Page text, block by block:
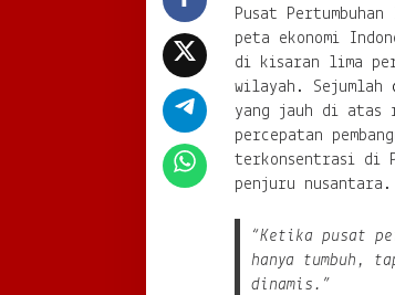
Pusat
peta ekonomi
di kisaran lima
wilayah. Sejumlah
yang jauh di atas
percepatan
terkonsentrasi di
penjuru nusantara.
“Ketika pusat
hanya tumbuh,
dinamis.”